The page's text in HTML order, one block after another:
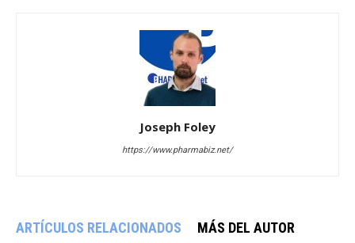
Joseph Foley
https://www.pharmabiz.net/
ARTÍCULOS RELACIONADOS MÁS DEL AUTOR